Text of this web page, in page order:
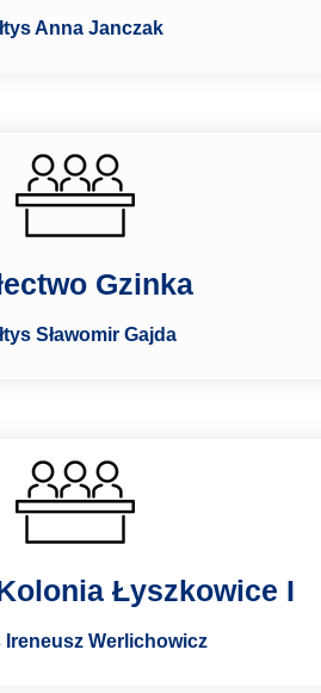
Anna Janczak
Gzinka
Sławomir Gajda
Łyszkowice I
Ireneusz Werlichowicz